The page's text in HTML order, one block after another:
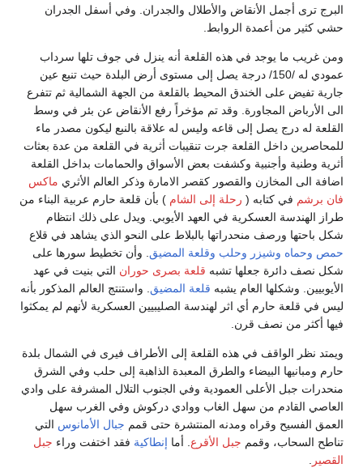
الأنقاض والأطلال والجدران. وفي أسفل الجدران
أعمدة الروابط.
يوجد في هذه القلعة أنه ينزل في جوف تلها سرداب
عمودي له /150/ درجة يصل إلى مستوى أرض البلدة حيث تنبع عين
الخندق المحيط بالقلعة من الجهة الشمالية ثم تتفرع
المجاورة. وقد تم مؤخراً رفع الأنقاض عن بئر في وسط
يصل إلى قاعه وليس له علاقة بالنبع ليكون مصدر ماء
القلعة جرت تنقيبات أثرية في القلعة من عدة بعثات
وأجنبية وكشفت بعض الأسواق والحمامات بداخل القلعة
والقصور كقصر الامارة وذكر العالم الأثريماكس
كتابه ( رحلة إلى الشام ) بأن قلعة حارم عربية البناء من
العسكرية في العهد الأيوبي. ويدل على ذلك انتظام
منحدراتها بالبلاط على النحو الذي يشاهد في قلاع
وشيزر وحلب وقلعة المضيق. وأن تخطيط سورها على
جعلها تشبهقلعة بصرى حورانالتي بنيت في عهد
العام يشبهقلعة المضيق. واستنتج العالم المذكور بأنه
حارم أي اثر لهندسة الصليبيين العسكرية لأنهم لم يمكثوا
نصف قرن.
في هذه القلعة إلى الأطراف فيرى في الشمال بلدة
البيضاء والطرق المعبدة الذاهبة إلى حلب وفي الشرق
الأعلى العمودية وفي الجنوب التلال المشرفة على وادي
من سهل الغاب ووادي دركوش وفي الغرب سهل
وقراه ومدنه المنتشرة حتى قممجبال الأمانوسالتي
وقمم جبل الأقرع. أما إنطاكيةفقد اختفت وراءجبل